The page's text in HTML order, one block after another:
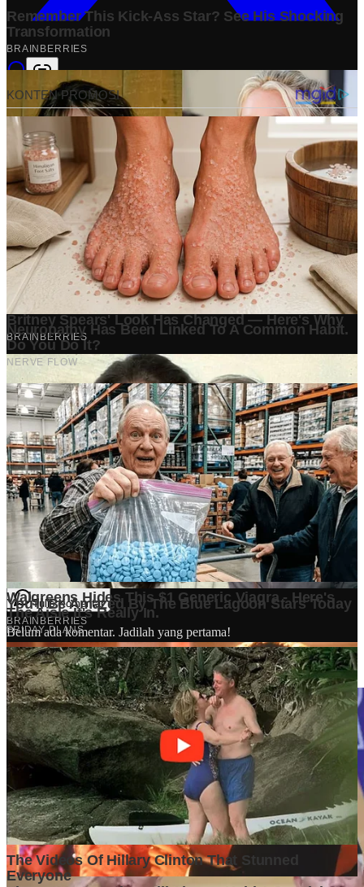
0
G
Ditulis olehGrapadi Think
Penulis setia GrapadiNews.
Komentar (0)
Tulis Komentar
Belum ada komentar. Jadilah yang pertama!
Baca Juga